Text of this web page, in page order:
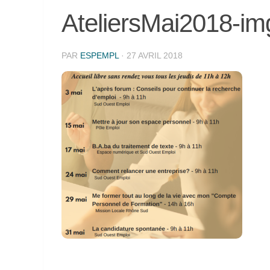
AteliersMai2018-
PAR ESPEMPL · 27 AVRIL 2018